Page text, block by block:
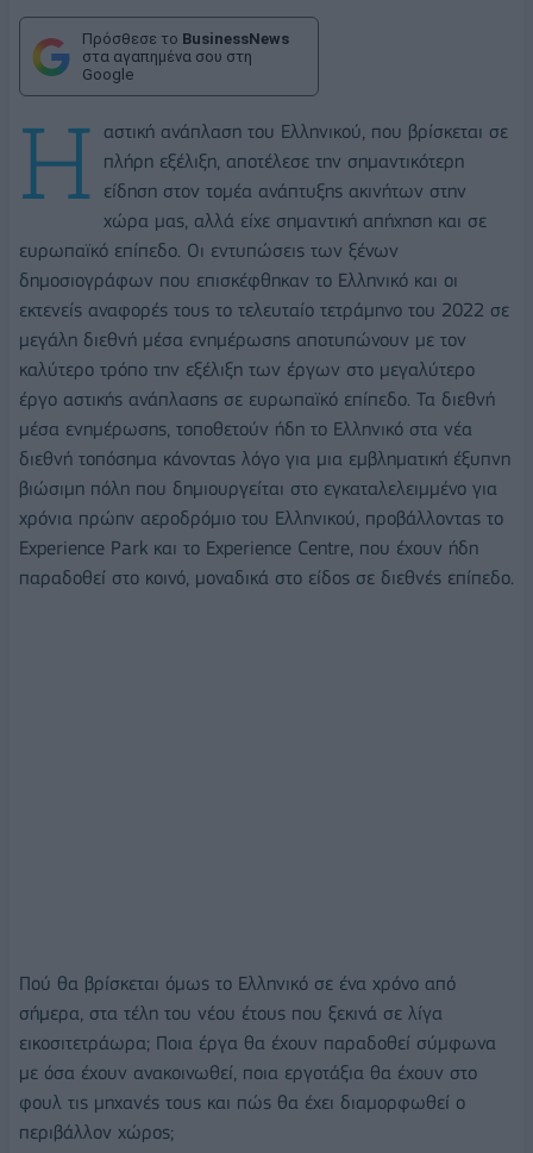
Πρόσθεσε το BusinessNews
στα αγαπημένα σου στη
Google
Η
αστική ανάπλαση του Ελληνικού, που βρίσκεται σε
πλήρη εξέλιξη, αποτέλεσε την σημαντικότερη
είδηση στον τομέα ανάπτυξης ακινήτων στην
χώρα μας, αλλά είχε σημαντική απήχηση και σε
ευρωπαϊκό επίπεδο. Οι εντυπώσεις των ξένων
δημοσιογράφων που επισκέφθηκαν το Ελληνικό και οι
εκτενείς αναφορές τους το τελευταίο τετράμηνο του 2022 σε
μεγάλη διεθνή μέσα ενημέρωσης αποτυπώνουν με τον
καλύτερο τρόπο την εξέλιξη των έργων στο μεγαλύτερο
έργο αστικής ανάπλασης σε ευρωπαϊκό επίπεδο. Τα διεθνή
μέσα ενημέρωσης, τοποθετούν ήδη το Ελληνικό στα νέα
διεθνή τοπόσημα κάνοντας λόγο για μια εμβληματική έξυπνη
βιώσιμη πόλη που δημιουργείται στο εγκαταλελειμμένο για
χρόνια πρώην αεροδρόμιο του Ελληνικού, προβάλλοντας το
Experience Park και το Experience Centre, που έχουν ήδη
παραδοθεί στο κοινό, μοναδικά στο είδος σε διεθνές επίπεδο.
Πού θα βρίσκεται όμως το Ελληνικό σε ένα χρόνο από
σήμερα, στα τέλη του νέου έτους που ξεκινά σε λίγα
εικοσιτετράωρα; Ποια έργα θα έχουν παραδοθεί σύμφωνα
με όσα έχουν ανακοινωθεί, ποια εργοτάξια θα έχουν στο
φουλ τις μηχανές τους και πώς θα έχει διαμορφωθεί ο
περιβάλλον χώρος;